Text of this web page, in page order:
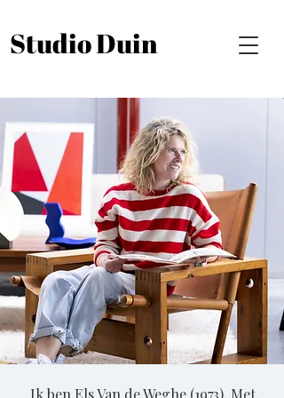
Studio Duin
Ik ben Els Van de Weghe (1973). Met